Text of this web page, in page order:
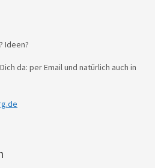
Ideen?
da: per Email und natürlich auch in